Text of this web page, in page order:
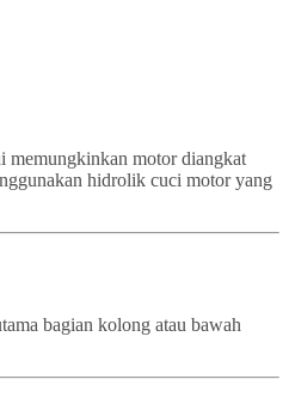
memungkinkan motor diangkat
hidrolik cuci motor yang
bagian kolong atau bawah